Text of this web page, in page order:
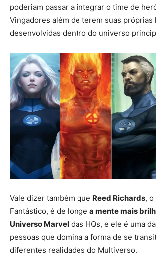
poderiam passar a integrar o time de
Vingadores além de terem suas próprias
desenvolvidas dentro do universo
Vale dizer também que Reed Richards, o
Fantástico, é de longe a mente mais
Universo Marvel das HQs, e ele é uma
pessoas que domina a forma de se
diferentes realidades do Multiverso.